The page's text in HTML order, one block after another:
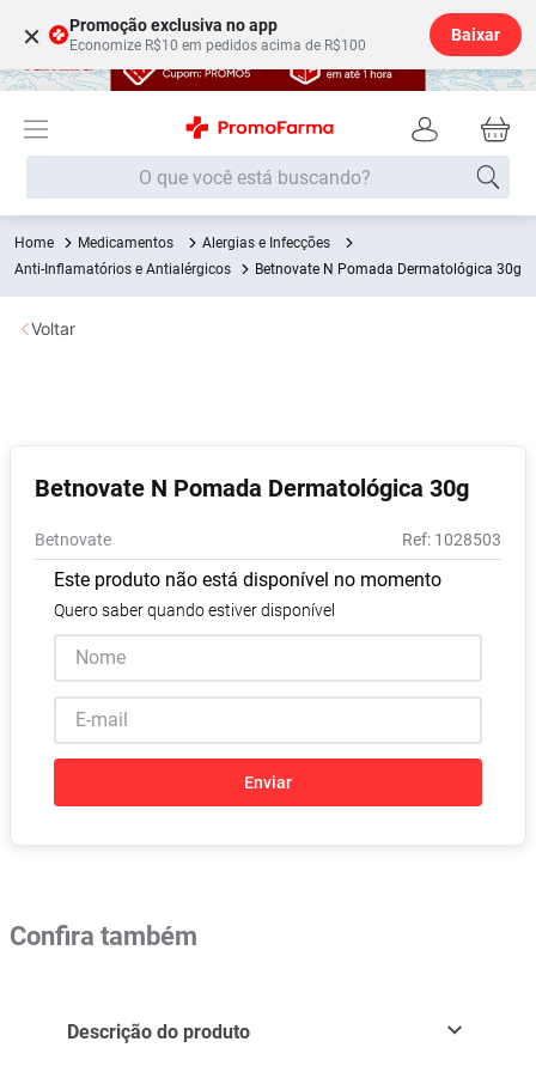
× Promoção exclusiva no app
Economize R$10 em pedidos acima de R$100
Baixar
O que você está buscando?
Medicamentos
Alergias e Infecções
Anti-Inflamatórios e Antialérgicos
Betnovate N Pomada Dermatológica 30g
Betnovate N Pomada Dermatológica 30g
Betnovate : 1028503
Este produto não está disponível no momento
Quero saber quando estiver disponível
Enviar
Voltar
Confira também
Descrição do produto
Termos mais buscados
1º Fralda
2
5º Fralda G
6º Desodorante
8º Absorvente
9º Pampers Confort Sec
10º Lavitan